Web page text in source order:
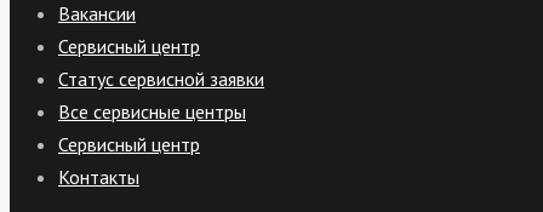
Вакансии
Сервисный центр
Статус сервисной заявки
Все сервисные центры
Сервисный центр
Контакты